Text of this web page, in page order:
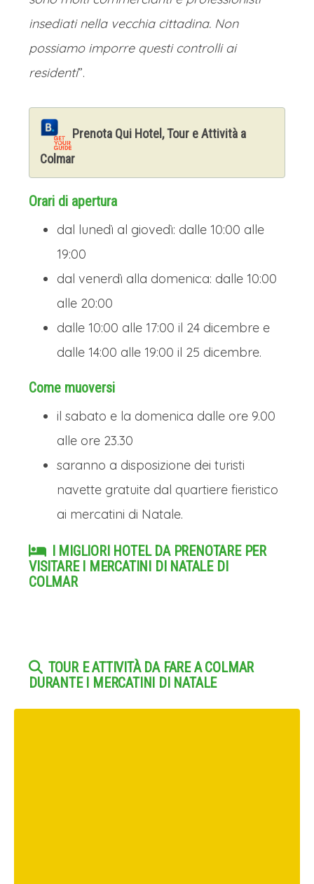
insediati nella vecchia cittadina. Non
possiamo imporre questi controlli ai
residenti”.
Prenota Qui Hotel, Tour e Attività a
Colmar
Orari di apertura
dal lunedì al giovedì: dalle 10:00 alle
19:00
dal venerdì alla domenica: dalle 10:00
alle 20:00
dalle 10:00 alle 17:00 il 24 dicembre e
dalle 14:00 alle 19:00 il 25 dicembre.
Come muoversi
il sabato e la domenica dalle ore 9.00
alle ore 23.30
saranno a disposizione dei turisti
navette gratuite dal quartiere fieristico
ai mercatini di Natale.
I MIGLIORI HOTEL DA PRENOTARE PER
VISITARE I MERCATINI DI NATALE DI
COLMAR
TOUR E ATTIVITÀ DA FARE A COLMAR
DURANTE I MERCATINI DI NATALE